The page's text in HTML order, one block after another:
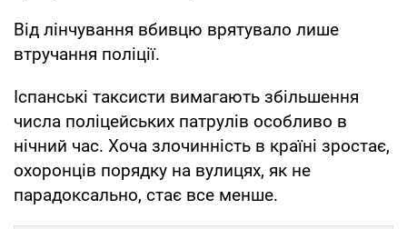
Від лінчування вбивцю врятувало лише
втручання поліції.
Іспанські таксисти вимагають збільшення
числа поліцейських патрулів особливо в
нічний час. Хоча злочинність в країні зростає,
охоронців порядку на вулицях, як не
парадоксально, стає все менше.